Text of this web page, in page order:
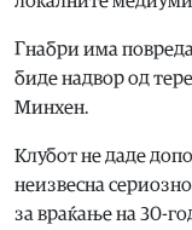
Гнабри има
биде надвор од
Минхен.
Клубот не даде
неизвесна
за враќање на 30-